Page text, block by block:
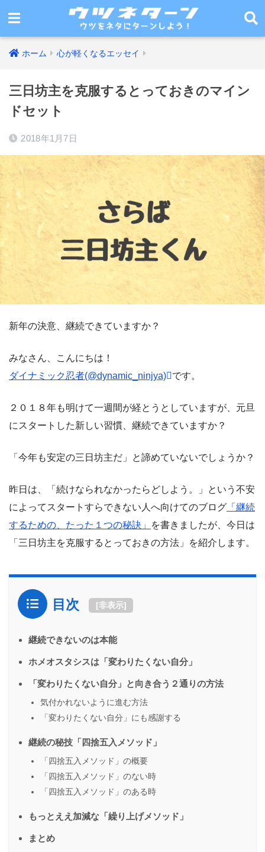
ホーム 心が軽くなるエッセイ
三日坊主を克服するとっておきのマイン
ドセット
2018年1月7日
新年の決意、継続できていますか？
みなさん、こんにちは！
ダイナミック忍者(@dynamic_ninjya)
です。
２０１８年も明けて一週間が経とうとしていますが、元旦
にスタートした新しい習慣、継続できていますか？
「今年も安定の三日坊主だ」と諦めていないでしょうか？
昨日は、「続けなられなかったらどしよう。」という不安
によってスタートすらできない人へ向けてのブログ 「継続
するための、たった１つの秘訣」
を書きましたが、今日は
「三日坊主を克服するとっておきの方法」を紹介します。
目次 [非表示]
継続できないのは本能
ホメオスタシスは「変わりたくない自分」
「変わりたくない自分」と向き合う２通りの方法
気付かれないように進む方法
「変わりたくない自分」にも感謝する
継続の秘技「四捨五入メソッド」
「四捨五入メソッド」の概要
「四捨五入メソッド」のない時
「四捨五入メソッド」のある時
もっとええ加減な「繰り上げメソッド」
まとめ